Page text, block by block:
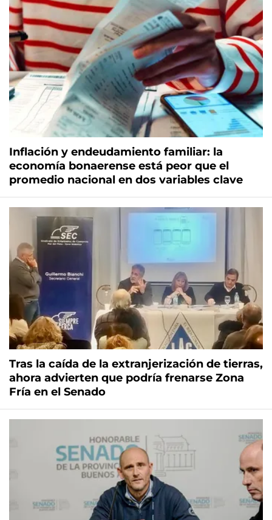
Inflación y endeudamiento familiar: la
economía bonaerense está peor que el
promedio nacional en dos variables clave
Tras la caída de la extranjerización de tierras,
ahora advierten que podría frenarse Zona
Fría en el Senado